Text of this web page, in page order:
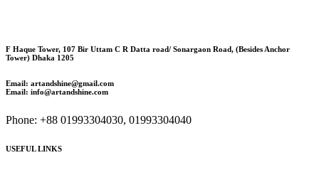
F Haque Tower, 107 Bir Uttam C R Datta road/ Sonargaon Road, (Besides Anchor
Tower) Dhaka 1205
Email: artandshine@gmail.com
Email: info@artandshine.com
Phone: +88 01993304030, 01993304040
USEFUL LINKS